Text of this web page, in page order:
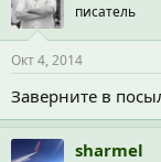
писатель
Окт 4, 2014
Заверните в
sharmel